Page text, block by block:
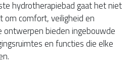
hydrotherapiebad gaat het niet
om comfort, veiligheid en
ontwerpen bieden ingebouwde
en functies die elke